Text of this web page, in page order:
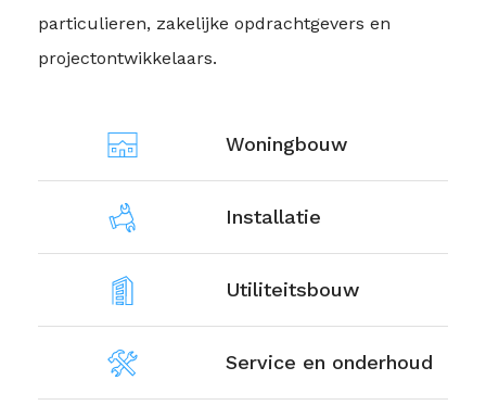
particulieren, zakelijke opdrachtgevers en
projectontwikkelaars.
Woningbouw
Installatie
Utiliteitsbouw
Service en onderhoud
Dakelementen
Dakkapellen
HSB-wanden